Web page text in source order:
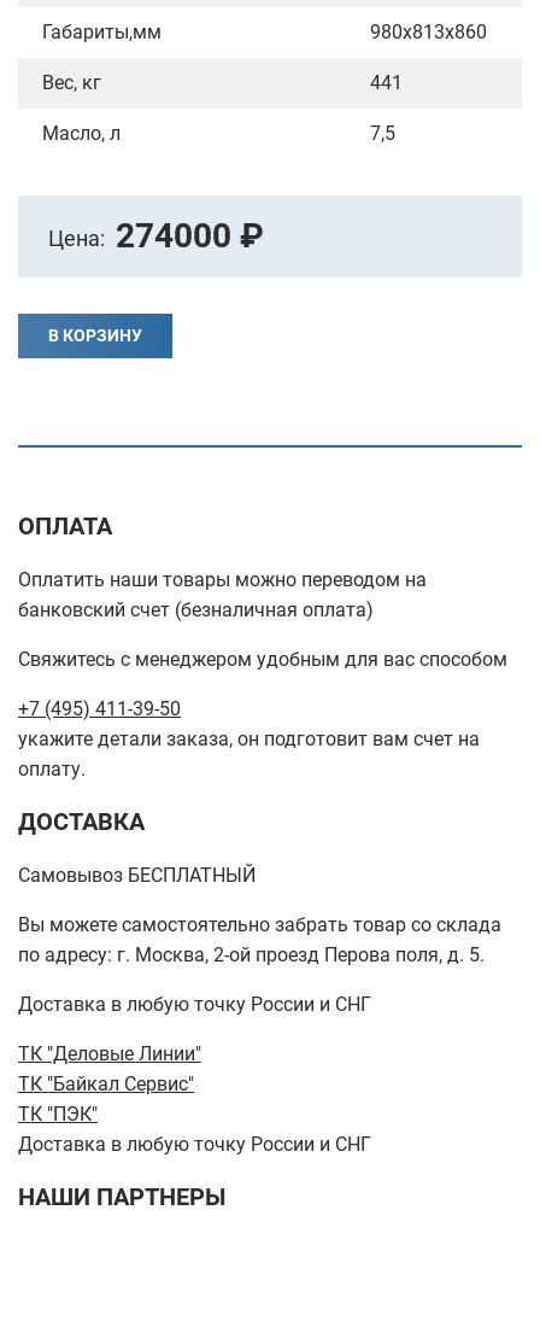
Габариты,мм 980х813х860
Вес, кг 441
Масло, л 7,5
Цена: 274000 ₽
В КОРЗИНУ
ОПЛАТА
Оплатить наши товары можно переводом на
банковский счет (безналичная оплата)
Свяжитесь с менеджером удобным для вас способом
+7 (495) 411-39-50
укажите детали заказа, он подготовит вам счет на
оплату.
ДОСТАВКА
Самовывоз БЕСПЛАТНЫЙ
Вы можете самостоятельно забрать товар со склада
по адресу: г. Москва, 2-ой проезд Перова поля, д. 5.
Доставка в любую точку России и СНГ
ТК "Деловые Линии"
ТК "Байкал Сервис"
ТК "ПЭК"
Доставка в любую точку России и СНГ
НАШИ ПАРТНЕРЫ